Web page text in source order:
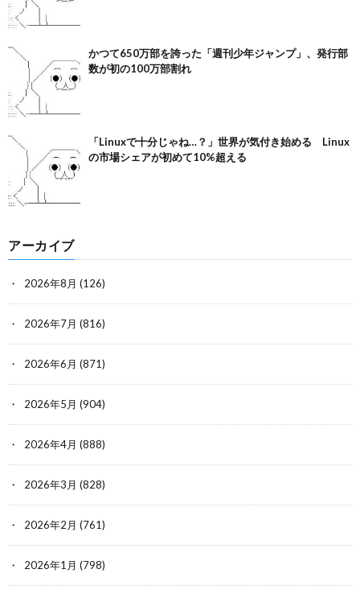
かつて650万部を誇った「週刊少年ジャンプ」、発行部
数が初の100万部割れ
「Linuxで十分じゃね…？」世界が気付き始める Linux
の市場シェアが初めて10%超える
アーカイブ
2026年8月 (126)
2026年7月 (816)
2026年6月 (871)
2026年5月 (904)
2026年4月 (888)
2026年3月 (828)
2026年2月 (761)
2026年1月 (798)